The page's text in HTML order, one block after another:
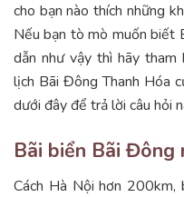
cho bạn nào thích những
Nếu bạn tò mò muốn biết
dẫn như vậy thì hãy tham
lịch Bãi Đông Thanh Hóa
dưới đây để trả lời câu hỏi
Bãi biển Bãi Đông
Cách Hà Nội hơn